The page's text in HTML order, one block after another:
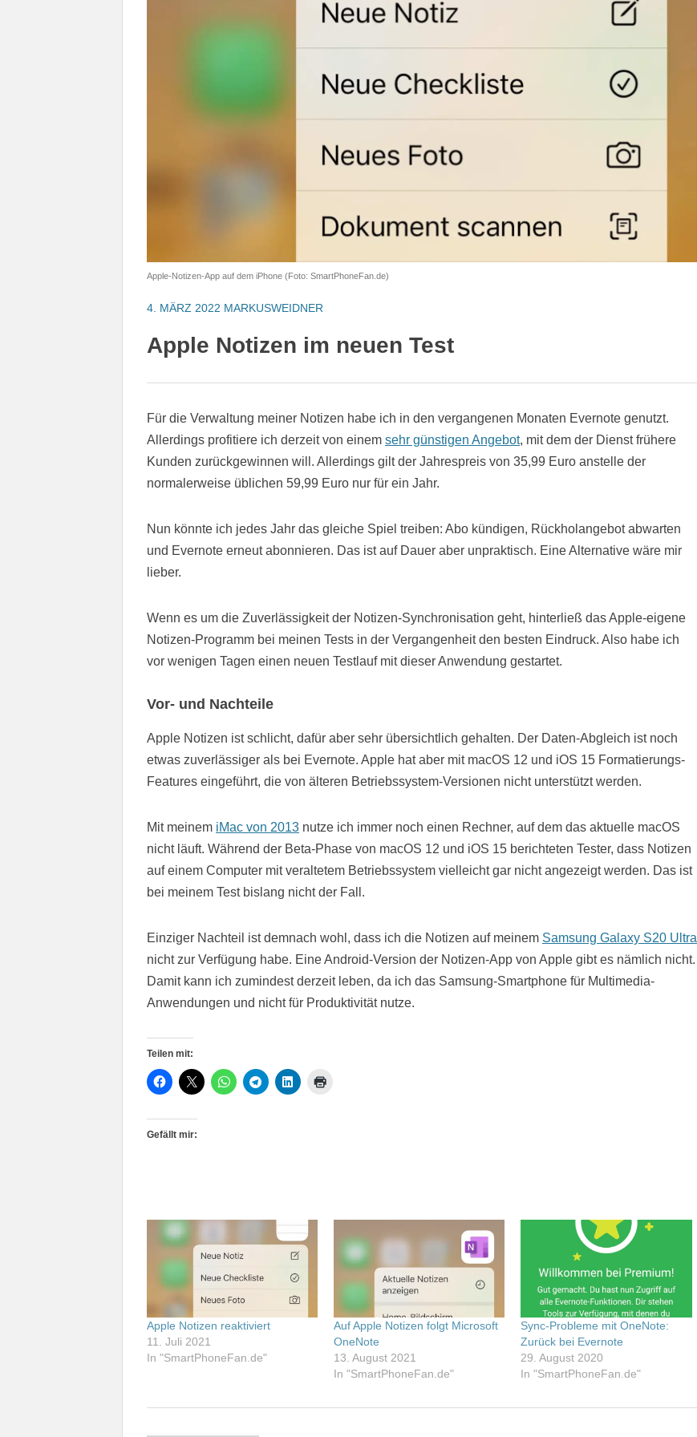
Apple-Notizen-App auf dem iPhone (Foto: SmartPhoneFan.de)
4. MÄRZ 2022 MARKUSWEIDNER
Apple Notizen im neuen Test
Für die Verwaltung meiner Notizen habe ich in den vergangenen Monaten Evernote genutzt.
Allerdings profitiere ich derzeit von einem sehr günstigen Angebot, mit dem der Dienst frühere
Kunden zurückgewinnen will. Allerdings gilt der Jahrespreis von 35,99 Euro anstelle der
normalerweise üblichen 59,99 Euro nur für ein Jahr.
Nun könnte ich jedes Jahr das gleiche Spiel treiben: Abo kündigen, Rückholangebot abwarten
und Evernote erneut abonnieren. Das ist auf Dauer aber unpraktisch. Eine Alternative wäre mir
lieber.
Wenn es um die Zuverlässigkeit der Notizen-Synchronisation geht, hinterließ das Apple-eigene
Notizen-Programm bei meinen Tests in der Vergangenheit den besten Eindruck. Also habe ich
vor wenigen Tagen einen neuen Testlauf mit dieser Anwendung gestartet.
Vor- und Nachteile
Apple Notizen ist schlicht, dafür aber sehr übersichtlich gehalten. Der Daten-Abgleich ist noch
etwas zuverlässiger als bei Evernote. Apple hat aber mit macOS 12 und iOS 15 Formatierungs-
Features eingeführt, die von älteren Betriebssystem-Versionen nicht unterstützt werden.
Mit meinem iMac von 2013 nutze ich immer noch einen Rechner, auf dem das aktuelle macOS
nicht läuft. Während der Beta-Phase von macOS 12 und iOS 15 berichteten Tester, dass Notizen
auf einem Computer mit veraltetem Betriebssystem vielleicht gar nicht angezeigt werden. Das ist
bei meinem Test bislang nicht der Fall.
Einziger Nachteil ist demnach wohl, dass ich die Notizen auf meinem Samsung Galaxy S20 Ultra
nicht zur Verfügung habe. Eine Android-Version der Notizen-App von Apple gibt es nämlich nicht.
Damit kann ich zumindest derzeit leben, da ich das Samsung-Smartphone für Multimedia-
Anwendungen und nicht für Produktivität nutze.
Teilen mit:
Gefällt mir:
Apple Notizen reaktiviert
11. Juli 2021
In "SmartPhoneFan.de"
Auf Apple Notizen folgt Microsoft
OneNote
13. August 2021
In "SmartPhoneFan.de"
Sync-Probleme mit OneNote:
Zurück bei Evernote
29. August 2020
In "SmartPhoneFan.de"